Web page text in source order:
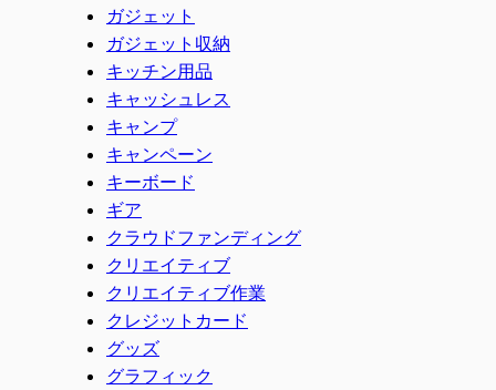
ガジェット
ガジェット収納
キッチン用品
キャッシュレス
キャンプ
キャンペーン
キーボード
ギア
クラウドファンディング
クリエイティブ
クリエイティブ作業
クレジットカード
グッズ
グラフィック